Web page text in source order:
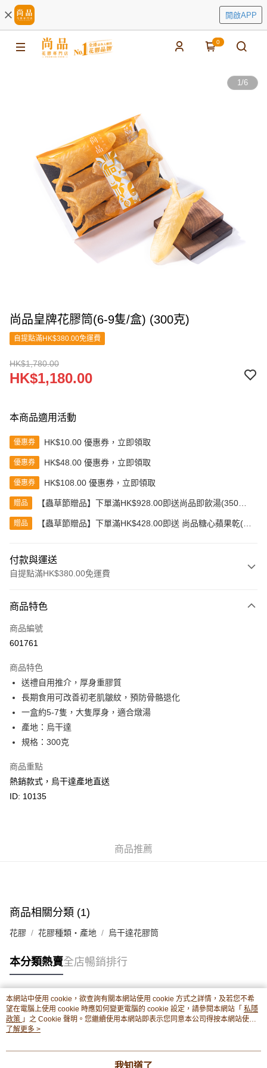
開啟APP
0
1/6
尚品皇牌花膠筒(6-9隻/盒) (300克)
自提點滿HK$380.00免運費
HK$1,780.00
HK$1,180.00
本商品適用活動
優惠券 HK$10.00 優惠券，立即領取
優惠券 HK$48.00 優惠券，立即領取
優惠券 HK$108.00 優惠券，立即領取
贈品
【蟲草節贈品】下單滿HK$928.00即送尚品即飲湯(350克)
贈品
【蟲草節贈品】下單滿HK$428.00即送 尚品糖心蘋果乾(80
付款與運送
自提點滿HK$380.00免運費
信用卡
Apple Pay
AlipayHK
PayMe
WeChat Pay
BoC Pay
其他轉帳方式
相關說明
轉數快識別碼(FPS ID)：4042362 中國銀行戶口：012-875-1-240680-7 匯
物流公司會改派其他自取點或其他配送方式。)
每筆HK$80.00，滿HK$380.00或以上免運費
付款後門市自取 (3-6天可到店取) (取貨請自備購物袋)
每筆HK$80.00，滿HK$380.00或以上免運費
商品特色
商品編號
601761
商品特色
送禮自用推介，厚身重膠質
長期食用可改善初老肌皺紋，預防骨骼退化
一盒約5-7隻，大隻厚身，適合燉湯
產地：烏干達
規格：300克
商品重點
熱銷款式，烏干達產地直送
ID: 10135
商品推薦
商品相關分類 (1)
花膠 花膠種類・產地 烏干達花膠筒
本分類熱賣全店暢銷排行
熱門標籤
熱銷排行
本網站中使用 cookie，欲查詢有關本網站使用 cookie 方式之詳情，及若您不希
望在電腦上使用 cookie 時應如何變更電腦的 cookie 設定，請參閱本網站「 私隱
政策 」之 Cookie 聲明。您繼續使用本網站即表示您同意本公司得按本網站使用
條款之 Cookie 聲明使用 cookie。
了解更多 >
我知道了